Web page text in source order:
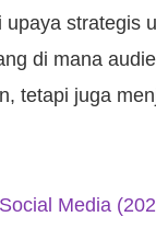
upaya strategis
di mana
tetapi juga
Media